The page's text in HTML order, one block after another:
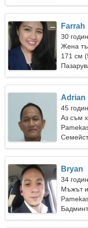
Farrah
30
Жена
171 см
Adrian
45
Аз съм
Bryan
34
Мъжът